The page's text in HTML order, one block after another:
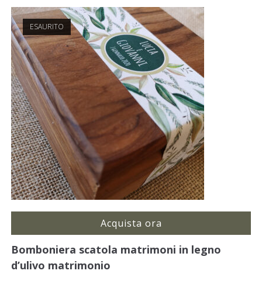
ESAURITO
Acquista ora
Bomboniera scatola matrimoni in legno
d’ulivo matrimonio